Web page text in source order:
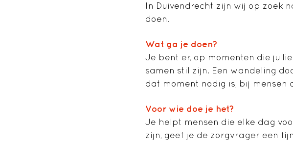
In Duivendrecht zijn wij op zoek
doen.
Wat ga je doen?
Je bent er, op momenten die
samen stil zijn. Een wandeling
dat moment nodig is, bij mensen
Voor wie doe je het?
Je helpt mensen die elke dag
zijn, geef je de zorgvrager een